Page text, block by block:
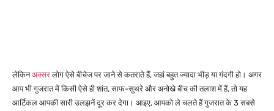
लेकिनअक्सरलोग ऐसे बीचेज पर जाने से कतराते हैं, जहां बहुत ज्यादा भीड़ या गंदगी हो। अगर
आप भी गुजरात में किसी ऐसे ही शांत, साफ-सुथरे और अनोखे बीच की तलाश में हैं, तो यह
आर्टिकल आपकी सारी उलझनें दूर कर देगा। आइए, आपको ले चलते हैं गुजरात के 3 सबसे